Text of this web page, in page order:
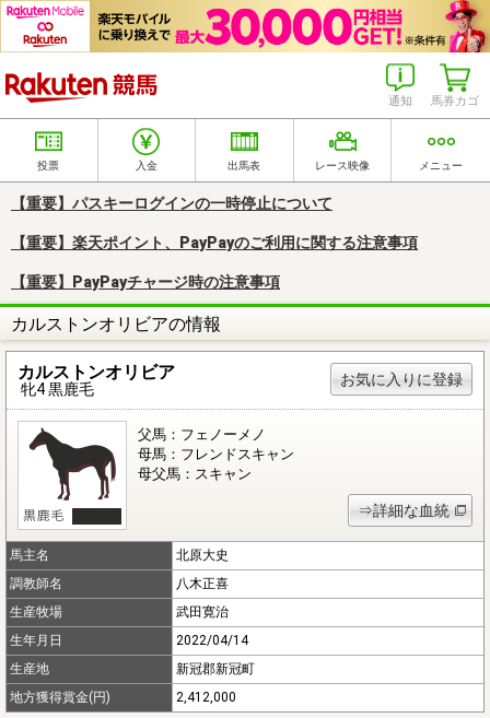
馬券カゴ
通知
投票 入金 出馬表 レース映像 メニュー
【重要】パスキーログインの一時停止について
【重要】楽天ポイント、PayPayのご利用に関する注意事項
【重要】PayPayチャージ時の注意事項
カルストンオリビアの情報
カルストンオリビア
牝4 黒鹿毛
お気に入りに登録
父馬：フェノーメノ
母馬：フレンドスキャン
母父馬：スキャン
⇒詳細な血統
馬主名
北原大史
調教師名
八木正喜
生産牧場
武田寛治
生年月日
2022/04/14
生産地
新冠郡新冠町
地方獲得賞金(円)
2,412,000